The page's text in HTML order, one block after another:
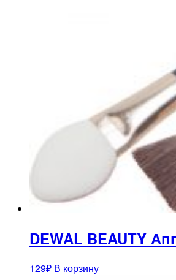
DEWAL BEAUTY
129₽ В корзину